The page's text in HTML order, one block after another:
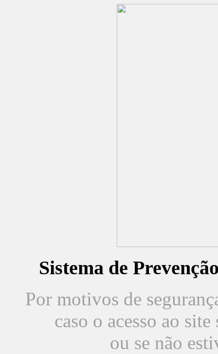
Sistema de
Por motivos de
caso o acesso ao
ou se não